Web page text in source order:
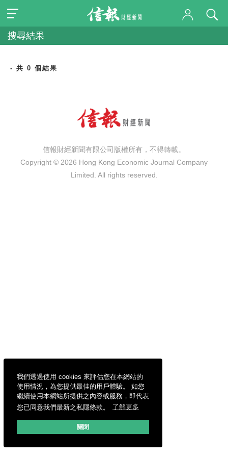
我們透過使用 cookies 來評估您在本網站的
使用情況，為您提供最佳的用戶體驗。 如您
繼續使用本網站所提供之內容或服務，即代表
您已同意我們最新之私隱條款。
了解更多
關閉
搜尋結果
- 共 0 個結果
信報財經新聞有限公司版權所有，不得轉載。
Copyright © 2026 Hong Kong Economic Journal Company
Limited. All rights reserved.